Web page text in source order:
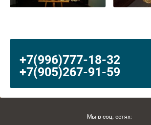
+7(996)777-18-32
+7(905)267-91-59
Мы в соц. сетях: